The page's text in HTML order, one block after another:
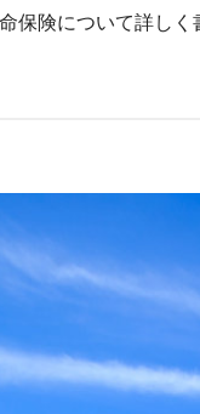
保険について詳しく